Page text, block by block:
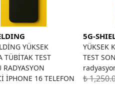
YÜKSEK
TÜBİTAK TEST
RADYASYON
İPHONE 16 TELEFON
5G-
YÜKSEK
TEST
₺